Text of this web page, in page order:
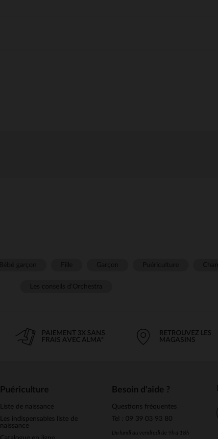
PAIEMENT 3X SANS
FRAIS AVEC ALMA*
RETROUVEZ LES
MAGASINS
Puériculture
Liste de naissance
Les indispensables liste de
naissance
Besoin d'aide ?
Questions fréquentes
Tel : 09 39 03 93 80
Du lundi au vendredi de 9h à 18h